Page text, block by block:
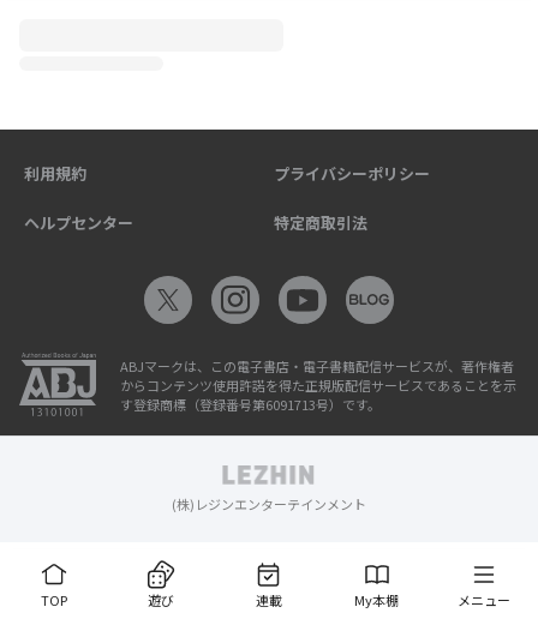
TOP 遊び 連載 My本棚 メニュー
利用規約 プライバシーポリシー
ヘルプセンター 特定商取引法
ABJマークは、この電子書店・電子書籍配信サービスが、著作権者
からコンテンツ使用許諾を得た正規版配信サービスであることを示
す登録商標（登録番号第6091713号）です。
(株)レジンエンターテインメント